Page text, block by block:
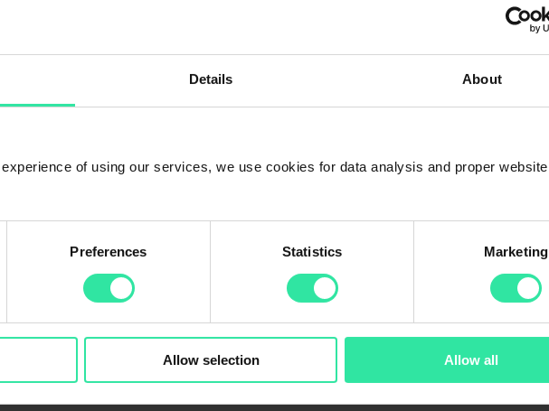
Details About
of using our services, we use cookies for data analysis and proper website
Preferences Statistics Marketing
Allow selection Allow all